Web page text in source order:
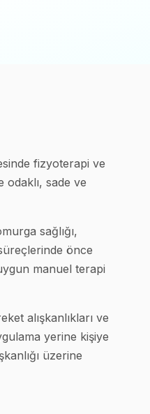
fizyoterapi ve
sade ve
sağlığı,
önce
manuel terapi
alışkanlıkları ve
yerine kişiye
üzerine